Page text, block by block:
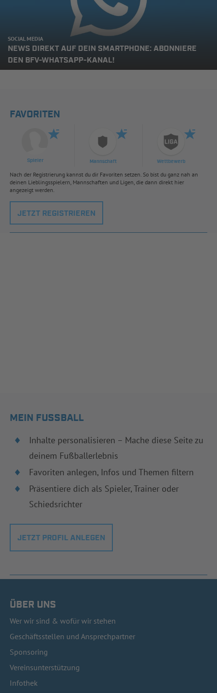
SOCIAL MEDIA
NEWS DIREKT AUF DEIN SMARTPHONE: ABONNIERE
DEN BFV-WHATSAPP-KANAL!
FAVORITEN
Spieler Mannschaft Wettbewerb
Nach der Registrierung kannst du dir Favoriten setzen. So bist du ganz nah an
deinen Lieblingsspielern, Mannschaften und Ligen, die dann direkt hier
angezeigt werden.
JETZT REGISTRIEREN
MEIN FUSSBALL
Inhalte personalisieren – Mache diese Seite zu
deinem Fußballerlebnis
Favoriten anlegen, Infos und Themen filtern
Präsentiere dich als Spieler, Trainer oder
Schiedsrichter
JETZT PROFIL ANLEGEN
ÜBER UNS
Wer wir sind & wofür wir stehen
Geschäftsstellen und Ansprechpartner
Sponsoring
Vereinsunterstützung
Infothek